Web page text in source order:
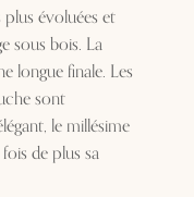
évoluées et
sous bois. La
longue finale. Les
sont
le millésime
de plus sa